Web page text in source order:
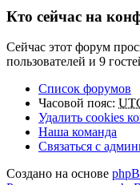
Кто сейчас на
Сейчас этот форум
пользователей и 9
Список форумов
Часовой пояс:
Удалить cookies
Наша команда
Связаться с
Создано на основе